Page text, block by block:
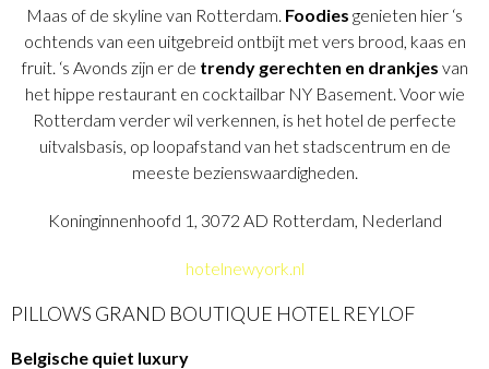
Maas of de skyline van Rotterdam. Foodies genieten hier ‘s
ochtends van een uitgebreid ontbijt met vers brood, kaas en
fruit. ‘s Avonds zijn er de trendy gerechten en drankjes van
het hippe restaurant en cocktailbar NY Basement. Voor wie
Rotterdam verder wil verkennen, is het hotel de perfecte
uitvalsbasis, op loopafstand van het stadscentrum en de
meeste bezienswaardigheden.
Koninginnenhoofd 1, 3072 AD Rotterdam, Nederland
hotelnewyork.nl
PILLOWS GRAND BOUTIQUE HOTEL REYLOF
Belgische quiet luxury